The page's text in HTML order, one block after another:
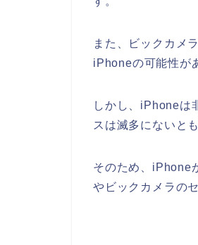
また、ビックカメ
iPhoneの可能性が
しかし、iPhoneは
スは滅多にないと
そのため、iPhone
やビックカメラの